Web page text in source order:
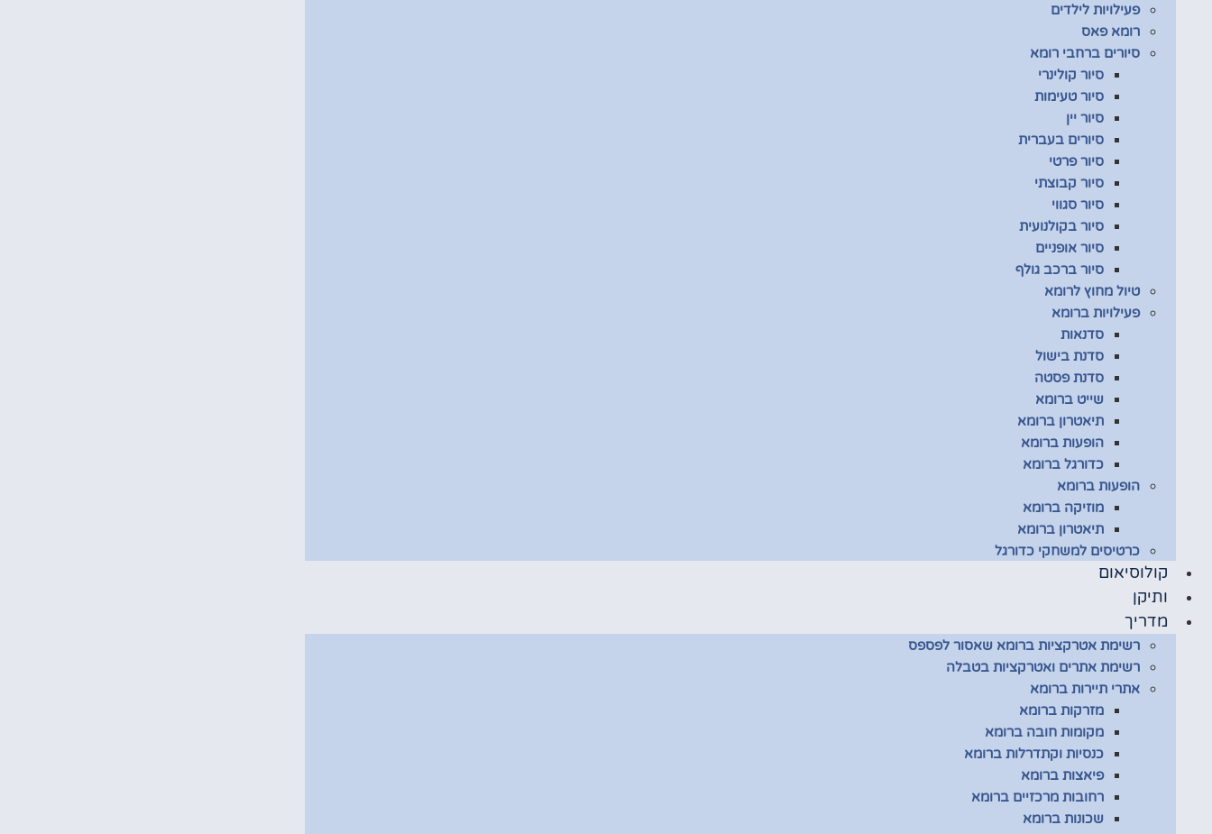
פעילויות לילדים
רומא פאס
סיורים ברחבי רומא
סיור קולינרי
סיור טעימות
סיור יין
סיורים בעברית
סיור פרטי
סיור קבוצתי
סיור סגווי
סיור בקולנועית
סיור אופניים
סיור ברכב גולף
טיול מחוץ לרומא
פעילויות ברומא
סדנאות
סדנת בישול
סדנת פסטה
שייט ברומא
תיאטרון ברומא
הופעות ברומא
כדורגל ברומא
הופעות ברומא
מוזיקה ברומא
תיאטרון ברומא
כרטיסים למשחקי כדורגל
קולוסיאום
ותיקן
מדריך
רשימת אטרקציות ברומא שאסור לפספס
רשימת אתרים ואטרקציות בטבלה
אתרי תיירות ברומא
מזרקות ברומא
מקומות חובה ברומא
כנסיות וקתדרלות ברומא
פיאצות ברומא
רחובות מרכזיים ברומא
שכונות ברומא